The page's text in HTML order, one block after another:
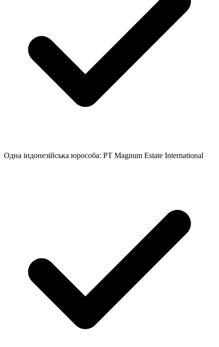
Одна індонезійська юрособа: PT Magnum Estate International